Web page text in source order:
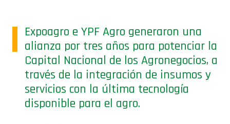
Expoagro e YPF Agro generaron una
alianza por tres años para potenciar la
Capital Nacional de los Agronegocios, a
través de la integración de insumos y
servicios con la última tecnología
disponible para el agro.